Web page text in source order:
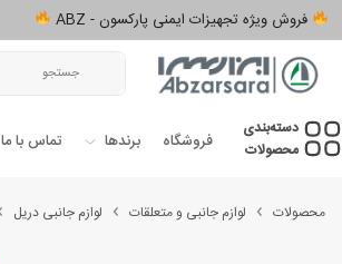
فروش ویژه تجهیزات ایمنی پارکسون - ABZ
دسته‌بندی‌
محصولات
فروشگاه برندها تماس با ما
محصولات لوازم جانبی و متعلقات لوازم جانبی دریل